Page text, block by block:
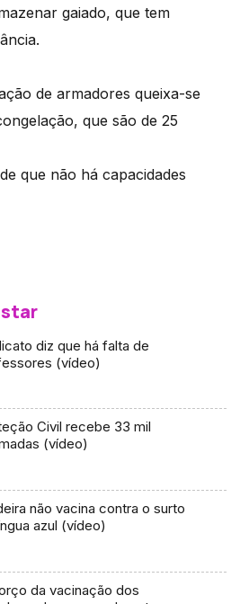
gaiado, que tem
de armadores queixa-se
que são de 25
que não há capacidades
diz que há falta de
(vídeo)
Civil recebe 33 mil
(vídeo)
não vacina contra o surto
azul (vídeo)
da vacinação dos